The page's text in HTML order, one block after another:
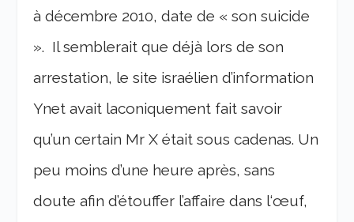
à décembre 2010, date de « son suicide
». Il semblerait que déjà lors de son
arrestation, le site israélien d’information
Ynet avait laconiquement fait savoir
qu’un certain Mr X était sous cadenas. Un
peu moins d’une heure après, sans
doute afin d’étouffer l’affaire dans l‘œuf,